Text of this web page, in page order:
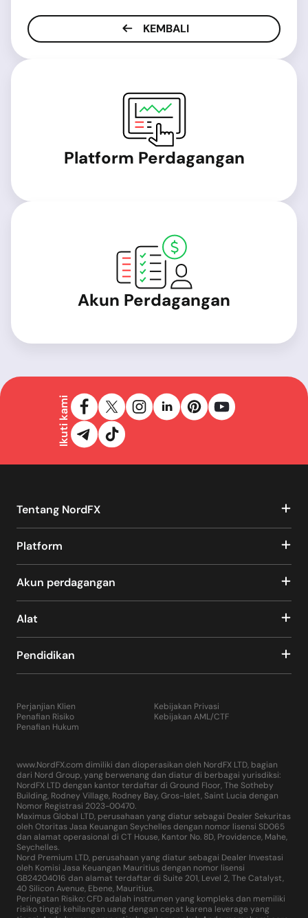
KEMBALI
Platform Perdagangan
Akun Perdagangan
Ikuti kami
Tentang NordFX
Platform
Akun perdagangan
Alat
Pendidikan
Perjanjian Klien
Penafian Risiko
Penafian Hukum
Kebijakan Privasi
Kebijakan AML/CTF
www.NordFX.com dimiliki dan dioperasikan oleh NordFX LTD, bagian
dari Nord Group, yang berwenang dan diatur di berbagai yurisdiksi:
NordFX LTD dengan kantor terdaftar di Ground Floor, The Sotheby
Building, Rodney Village, Rodney Bay, Gros-Islet, Saint Lucia dengan
Nomor Registrasi 2023-00470.
Maximus Global LTD, perusahaan yang diatur sebagai Dealer Sekuritas
oleh Otoritas Jasa Keuangan Seychelles dengan nomor lisensi SD065
dan alamat operasional di CT House, Kantor No. 8D, Providence, Mahe,
Seychelles.
Nord Premium LTD, perusahaan yang diatur sebagai Dealer Investasi
oleh Komisi Jasa Keuangan Mauritius dengan nomor lisensi
GB24204016 dan alamat terdaftar di Suite 201, Level 2, The Catalyst,
40 Silicon Avenue, Ebene, Mauritius.
Peringatan Risiko: CFD adalah instrumen yang kompleks dan memiliki
risiko tinggi kehilangan uang dengan cepat karena leverage yang